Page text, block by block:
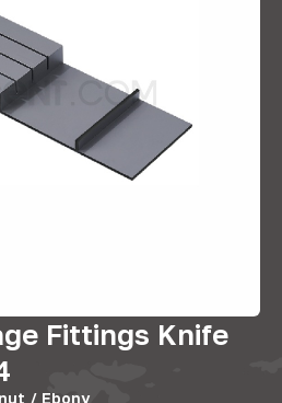
Fittings Knife
/ Ebony